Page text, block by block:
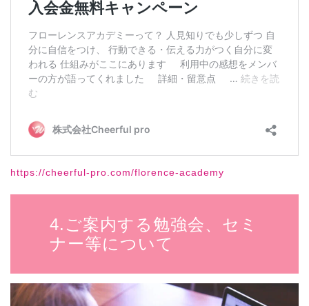
https://cheerful-pro.com/florence-academy
4.ご案内する勉強会、セミ
ナー等について